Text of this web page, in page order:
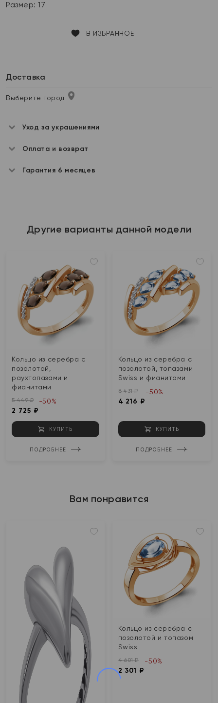
Размер:17
В ИЗБРАННОЕ
Доставка
Выберите город
Уход за украшениями
Оплата и возврат
Гарантия 6 месяцев
Другие варианты данной модели
Кольцо из серебра с
позолотой,
раухтопазами и
фианитами
5 449 ₽
2 725 ₽
-50%
КУПИТЬ
ПОДРОБНЕЕ
Кольцо из серебра с
позолотой, топазами
Swiss и фианитами
8 431 ₽
4 216 ₽
-50%
КУПИТЬ
ПОДРОБНЕЕ
Вам понравится
Кольцо из серебра с
позолотой и топазом
Swiss
4 601 ₽
2 301 ₽
-50%